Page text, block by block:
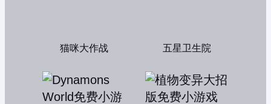
猫咪大作战 五星卫生院